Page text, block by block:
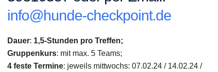
info@hunde-checkpoint.de
Dauer: 1,5-Stunden pro Treffen;
Gruppenkurs: mit max. 5 Teams;
4 feste Termine: jeweils mittwochs: 07.02.24 / 14.02.24 /